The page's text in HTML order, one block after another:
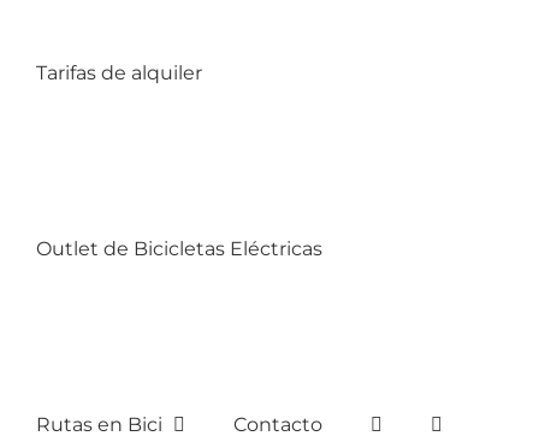
Tarifas de alquiler
Outlet de Bicicletas Eléctricas
Rutas en Bici Contacto